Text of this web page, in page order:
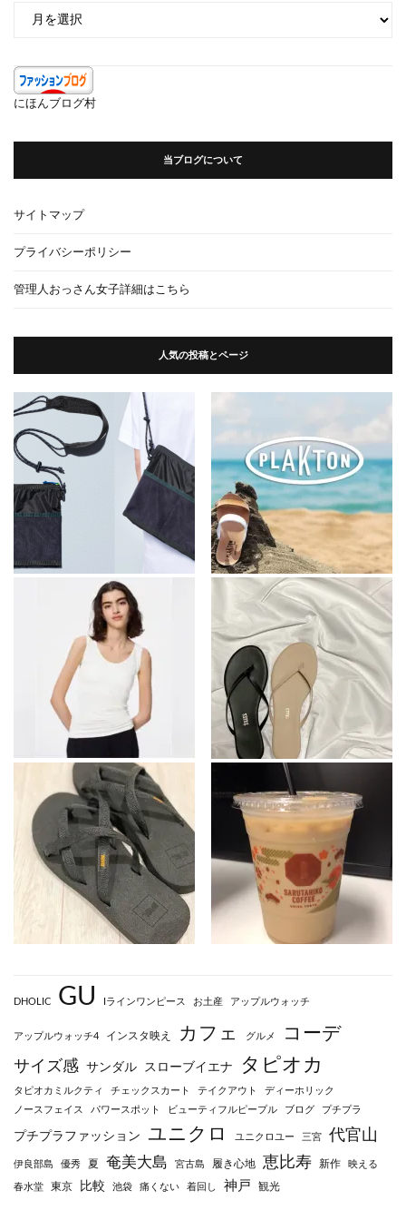
イ
ブ
にほんブログ村
当ブログについて
サイトマップ
プライバシーポリシー
管理人おっさん女子詳細はこちら
人気の投稿とページ
DHOLIC GU Iラインワンピース お土産 アップルウォッチ
アップルウォッチ4 インスタ映え カフェ グルメ コーデ
サイズ感 サンダル スローブイエナ タピオカ
タピオカミルクティ チェックスカート テイクアウト
ディーホリック
ノースフェイス
パワースポット ビューティフルピープル ブログ プチプラ
プチプラファッション ユニクロ ユニクロユー 三宮 代官山
伊良部島 優秀 夏 奄美大島 宮古島 履き心地 恵比寿 新作 映える
春水堂 東京 比較 池袋 痛くない 着回し 神戸 観光